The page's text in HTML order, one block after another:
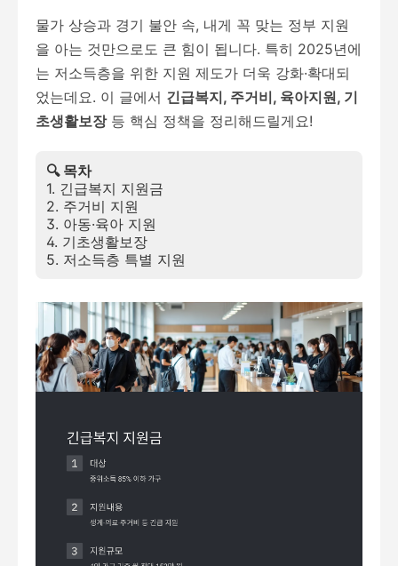
물가 상승과 경기 불안 속, 내게 꼭 맞는 정부 지원
을 아는 것만으로도 큰 힘이 됩니다. 특히 2025년에
는 저소득층을 위한 지원 제도가 더욱 강화·확대되
었는데요. 이 글에서 긴급복지, 주거비, 육아지원, 기
초생활보장등 핵심 정책을 정리해드릴게요!
🔍 목차
1. 긴급복지 지원금
2. 주거비 지원
3. 아동·육아 지원
4. 기초생활보장
5. 저소득층 특별 지원